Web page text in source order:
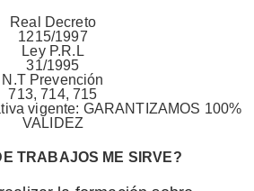
Real Decreto
1215/1997
Ley P.R.L
31/1995
N.T Prevención
713, 714, 715
vigente: GARANTIZAMOS 100%
VALIDEZ
TRABAJOS ME SIRVE?